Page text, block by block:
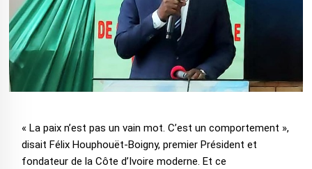
« La paix n’est pas un vain mot. C’est un comportement »,
disait Félix Houphouët-Boigny, premier Président et
fondateur de la Côte d’Ivoire moderne. Et ce